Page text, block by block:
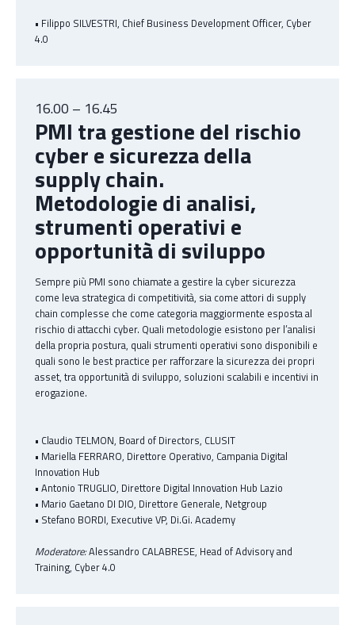
• Filippo SILVESTRI, Chief Business Development Officer, Cyber
4.0
16.00 – 16.45
PMI tra gestione del rischio
cyber e sicurezza della
supply chain.
Metodologie di analisi,
strumenti operativi e
opportunità di sviluppo
Sempre più PMI sono chiamate a gestire la cyber sicurezza
come leva strategica di competitività, sia come attori di supply
chain complesse che come categoria maggiormente esposta al
rischio di attacchi cyber. Quali metodologie esistono per l’analisi
della propria postura, quali strumenti operativi sono disponibili e
quali sono le best practice per rafforzare la sicurezza dei propri
asset, tra opportunità di sviluppo, soluzioni scalabili e incentivi in
erogazione.
• Claudio TELMON, Board of Directors, CLUSIT
• Mariella FERRARO, Direttore Operativo, Campania Digital
Innovation Hub
• Antonio TRUGLIO, Direttore Digital Innovation Hub Lazio
• Mario Gaetano DI DIO, Direttore Generale, Netgroup
• Stefano BORDI, Executive VP, Di.Gi. Academy
Moderatore:Alessandro CALABRESE, Head of Advisory and
Training, Cyber 4.0